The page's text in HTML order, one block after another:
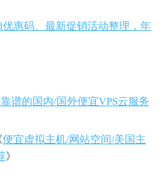
优惠码、最新促销活动整理，年
谱的国内/国外便宜VPS云服务
便宜虚拟主机/网站空间/美国主
》